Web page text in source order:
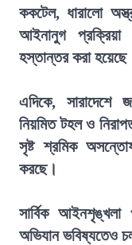
ককটেল, ধারালো
আইনানুগ প্রক্রিয়া
হস্তান্তর করা
এদিকে, সারাদেশে
নিয়মিত টহল ও
সৃষ্ট শ্রমিক অসন্তোষ
করছে।
সার্বিক আইনশৃঙ্খলা
অভিযান ভবিষ্যতেও